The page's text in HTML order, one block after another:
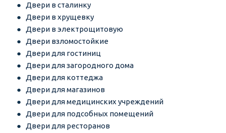
Двери в сталинку
Двери в хрущевку
Двери в электрощитовую
Двери взломостойкие
Двери для гостиниц
Двери для загородного дома
Двери для коттеджа
Двери для магазинов
Двери для медицинских учреждений
Двери для подсобных помещений
Двери для ресторанов